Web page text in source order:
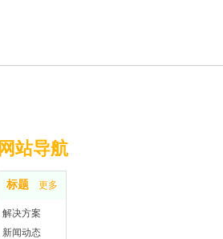
标题 更多
解决方案
新闻动态
网站导航